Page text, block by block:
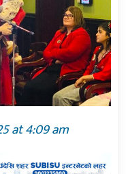
at 4:09 am